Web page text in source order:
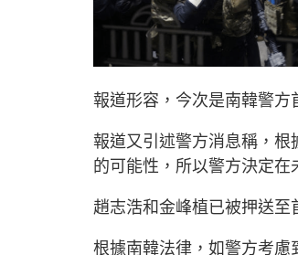
報道形容，今次是南韓警方
報道又引述警方消息稱，
的可能性，所以警方決定在
趙志浩和金峰植已被押送至
根據南韓法律，如警方考